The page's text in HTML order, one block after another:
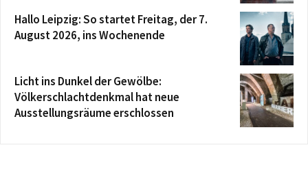
Hallo Leipzig: So startet Freitag, der 7.
August 2026, ins Wochenende
Licht ins Dunkel der Gewölbe:
Völkerschlachtdenkmal hat neue
Ausstellungsräume erschlossen